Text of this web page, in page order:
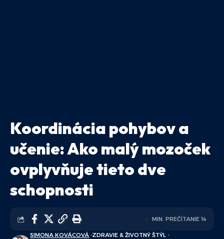
Koordinácia pohybov a
učenie: Ako malý mozoček
ovplyvňuje tieto dve
schopnosti
SIMONA KOVÁCOVÁ ZDRAVIE & ŽIVOTNÝ ŠTÝL
MIN. PREČÍTANIE 14